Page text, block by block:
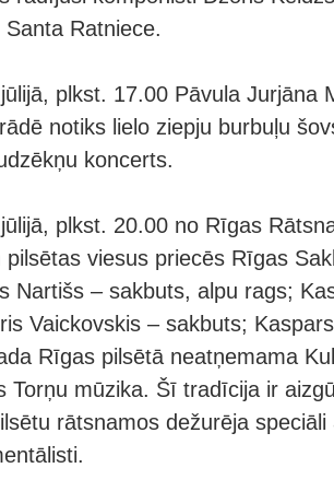
Ratniece.
plkst. 17.00 Pāvula Jurjāna
notiks lielo ziepju burbuļu
koncerts.
plkst. 20.00 no Rīgas
pilsētas viesus priecēs Rīgas
Nartišs – sakbuts, alpu rags;
Vaickovskis – sakbuts;
Rīgas pilsētā neatņemama
Torņu mūzika. Šī tradīcija ir
rātsnamos dežurēja speciāli